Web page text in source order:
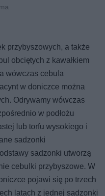
przybyszowych, a także
obciętych z kawałkiem
wówczas cebula
w doniczce można
Odrywamy wówczas
w podłożu
lub torfu wysokiego i
sadzonki
sadzonki utworzą
cebulki przybyszowe. W
pojawi się po trzech
latach z jednej sadzonki